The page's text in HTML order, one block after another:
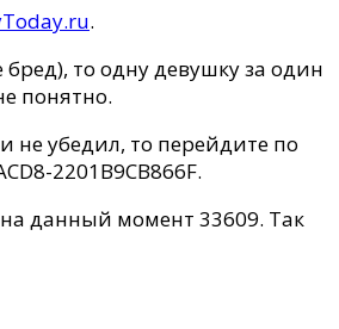
.
то одну девушку за один
понятно.
убедил, то перейдите по
2201B9CB866F.
на данный момент 33609. Так